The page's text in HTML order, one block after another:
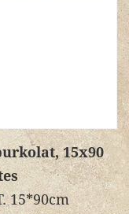
15x90
15*90cm